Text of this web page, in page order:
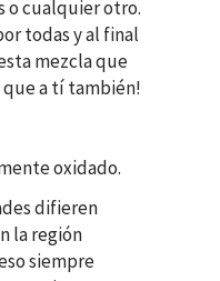
o cualquier otro.
todas y al final
mezcla que
que a tí también!
oxidado.
difieren
la región
siempre